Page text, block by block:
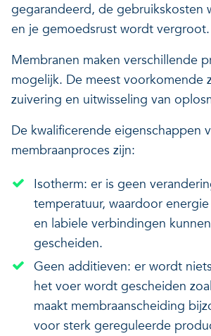
gegarandeerd, de gebruikskosten
en je gemoedsrust wordt vergroot.
Membranen maken verschillende
mogelijk. De meest voorkomende
zuivering en uitwisseling van
De kwalificerende eigenschappen
membraanproces zijn:
Isotherm: er is geen
temperatuur, waardoor
en labiele verbindingen
gescheiden.
Geen additieven: er wordt
het voer wordt gescheiden
maakt membraanscheiding
voor sterk gereguleerde